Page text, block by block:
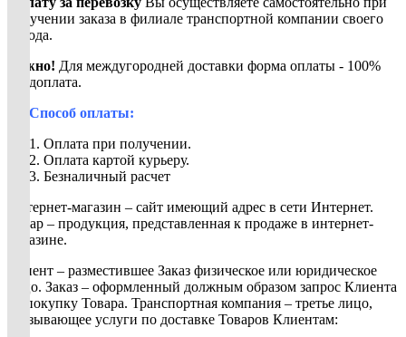
получении заказа в филиале транспортной компании своего
города.
Важно! Для междугородней доставки форма оплаты - 100%
предоплата.
Способ оплаты:
Оплата при получении.
Оплата картой курьеру.
Безналичный расчет
Интернет-магазин – сайт имеющий адрес в сети Интернет.
Товар – продукция, представленная к продаже в интернет-
магазине.
Клиент – разместившее Заказ физическое или юридическое
лицо. Заказ – оформленный должным образом запрос Клиента
на покупку Товара. Транспортная компания – третье лицо,
оказывающее услуги по доставке Товаров Клиентам: